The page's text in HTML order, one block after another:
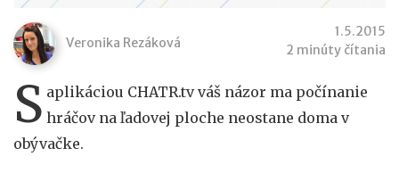
Veronika Rezáková
1.5.2015
2 minúty čítania
S aplikáciou CHATR.tv váš názor ma počínanie
hráčov na ľadovej ploche neostane doma v
obývačke.